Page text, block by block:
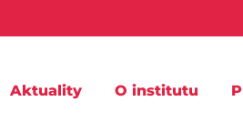
Aktuality O institutu